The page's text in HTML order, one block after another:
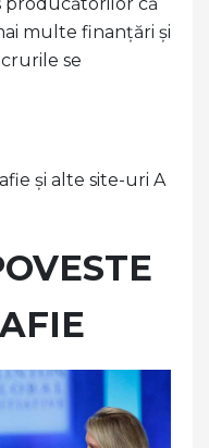
multe finanțări și
se
și alte site-uri A